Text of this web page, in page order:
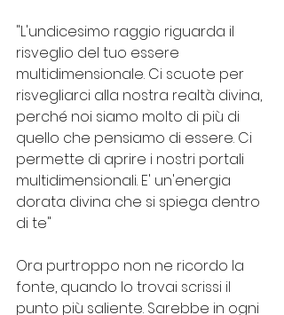
"L'undicesimo raggio riguarda il
risveglio del tuo essere
multidimensionale. Ci scuote per
risvegliarci alla nostra realtà divina,
perché noi siamo molto di più di
quello che pensiamo di essere. Ci
permette di aprire i nostri portali
multidimensionali. E' un'energia
dorata divina che si spiega dentro
di te"
Ora purtroppo non ne ricordo la
fonte, quando lo trovai scrissi il
punto più saliente. Sarebbe in ogni